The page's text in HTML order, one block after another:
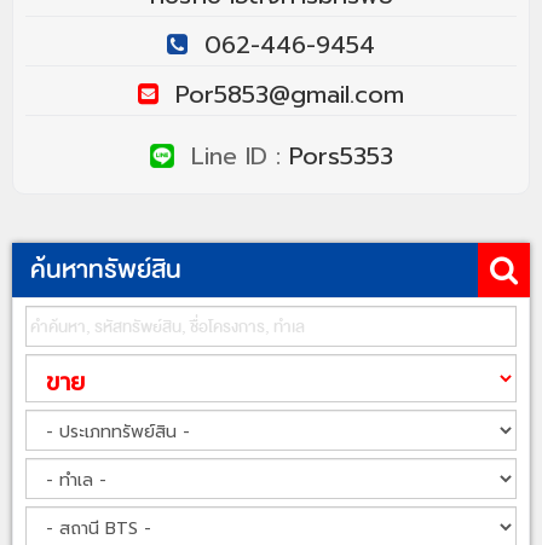
062-446-9454
Por5853@gmail.com
Line ID : Pors5353
ค้นหาทรัพย์สิน